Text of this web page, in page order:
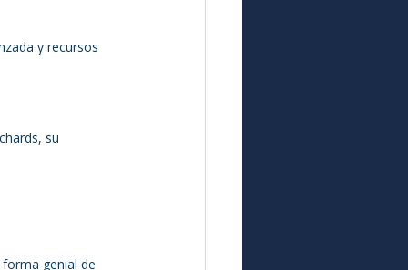
y recursos
su
genial de